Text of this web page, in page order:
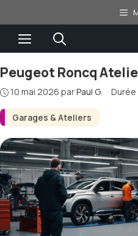
au
contenuMenu
Garages & Ateliers
Peugeot Roncq
10 mai 2026 parPaul G. ·